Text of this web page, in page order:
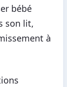
bébé
son lit,
à